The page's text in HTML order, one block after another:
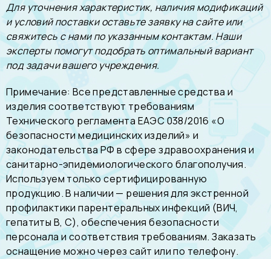
Для уточнения характеристик, наличия модификаций
и условий поставки оставьте заявку на сайте или
свяжитесь с нами по указанным контактам. Наши
эксперты помогут подобрать оптимальный вариант
под задачи вашего учреждения.
Примечание: Все представленные средства и
изделия соответствуют требованиям
Технического регламента ЕАЭС 038/2016 «О
безопасности медицинских изделий» и
законодательства РФ в сфере здравоохранения и
санитарно-эпидемиологического благополучия.
Используем только сертифицированную
продукцию. В наличии — решения для экстренной
профилактики парентеральных инфекций (ВИЧ,
гепатиты В, С), обеспечения безопасности
персонала и соответствия требованиям. Заказать
оснащение можно через сайт или по телефону.